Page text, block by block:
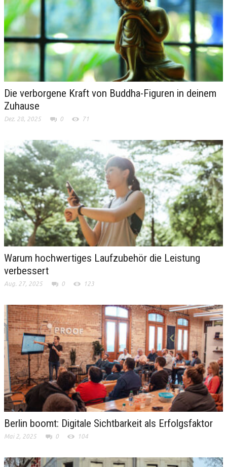
Die verborgene Kraft von Buddha-Figuren in deinem
Zuhause
Dez. 28, 2025 0 71
Warum hochwertiges Laufzubehör die Leistung
verbessert
Aug. 27, 2025 0 123
Berlin boomt: Digitale Sichtbarkeit als Erfolgsfaktor
Mai 2, 2025 0 104